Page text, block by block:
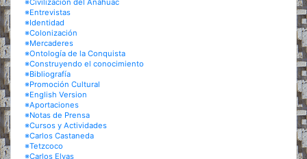
※Civilización del Anáhuac
※Entrevistas
※Identidad
※Colonización
※Mercaderes
※Ontología de la Conquista
※Construyendo el conocimiento
※Bibliografía
※Promoción Cultural
※English Version
※Aportaciones
※Notas de Prensa
※Cursos y Actividades
※Carlos Castaneda
※Tetzcoco
※Carlos Elyas